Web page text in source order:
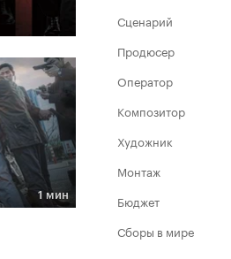
1 мин
Сценарий
Продюсер
Оператор
Композитор
Художник
Монтаж
Бюджет
Сборы в мире